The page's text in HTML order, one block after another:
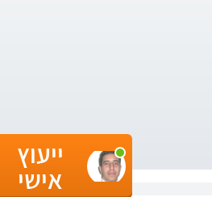
ייעוץ
אישי